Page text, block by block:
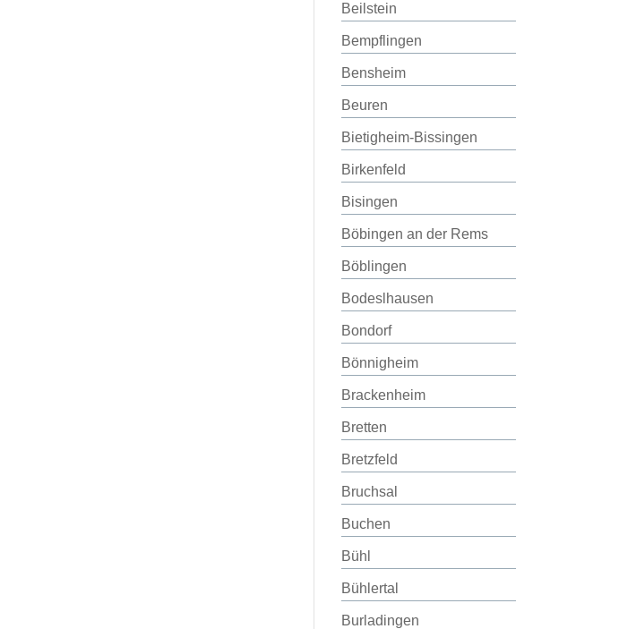
Beilstein
Bempflingen
Bensheim
Beuren
Bietigheim-Bissingen
Birkenfeld
Bisingen
Böbingen an der Rems
Böblingen
Bodeslhausen
Bondorf
Bönnigheim
Brackenheim
Bretten
Bretzfeld
Bruchsal
Buchen
Bühl
Bühlertal
Burladingen